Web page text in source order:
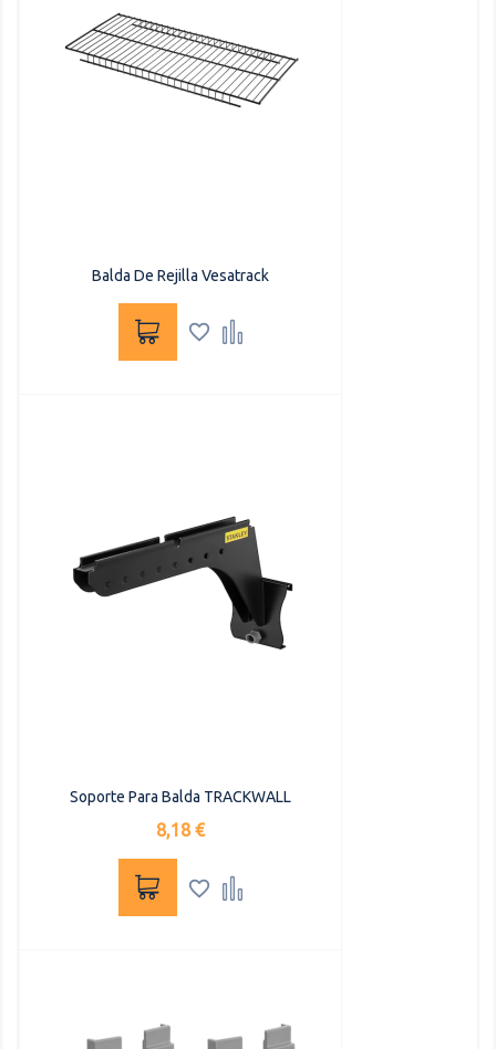
Balda De Rejilla Vesatrack
 
Soporte Para Balda TRACKWALL
Precio
8,18 €
 